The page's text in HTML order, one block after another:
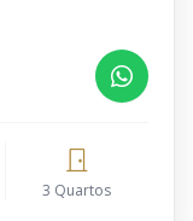
3 Quartos